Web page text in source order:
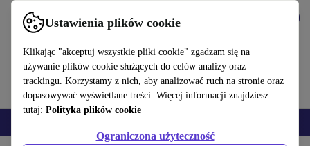
Ustawienia plików cookie
Klikając "akceptuj wszystkie pliki cookie" zgadzam się na
używanie plików cookie służących do celów analizy oraz
trackingu. Korzystamy z nich, aby analizować ruch na stronie oraz
dopasowywać wyświetlane treści. Więcej informacji znajdziesz
tutaj: Polityka plików cookie
Ograniczona użyteczność
Korzystaj z refurbed szybko i łatwo